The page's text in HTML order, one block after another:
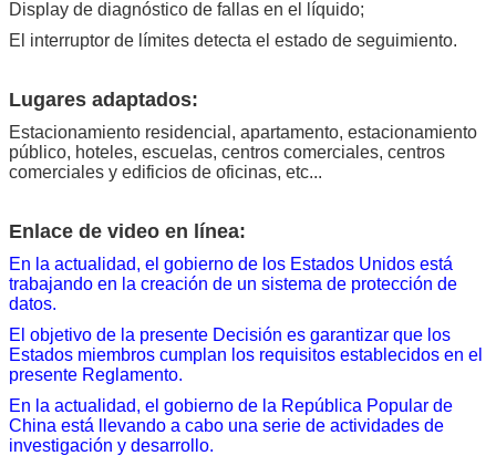
Display de diagnóstico de fallas en el líquido;
El interruptor de límites detecta el estado de seguimiento.
Lugares adaptados:
Estacionamiento residencial, apartamento, estacionamiento
público, hoteles, escuelas, centros comerciales, centros
comerciales y edificios de oficinas, etc...
Enlace de video en línea:
En la actualidad, el gobierno de los Estados Unidos está
trabajando en la creación de un sistema de protección de
datos.
El objetivo de la presente Decisión es garantizar que los
Estados miembros cumplan los requisitos establecidos en el
presente Reglamento.
En la actualidad, el gobierno de la República Popular de
China está llevando a cabo una serie de actividades de
investigación y desarrollo.